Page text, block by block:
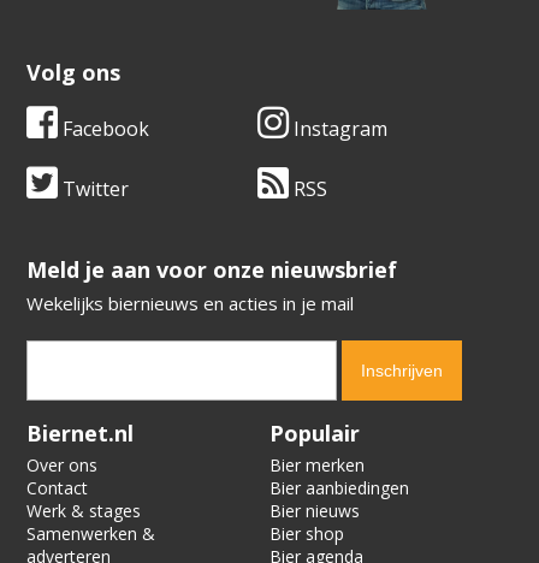
Volg ons
Facebook Instagram
Twitter RSS
​​​​​​​Meld je aan voor onze nieuwsbrief
Wekelijks biernieuws en acties in je mail
Verification code:
Biernet.nl
Over ons
Contact
Werk & stages
Samenwerken &
adverteren
Populair
Bier merken
Bier aanbiedingen
Bier nieuws
Bier shop
Bier agenda